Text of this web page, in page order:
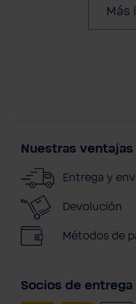
Más
Nuestras ventajas
Entrega y
Devolución
Métodos de
Socios de